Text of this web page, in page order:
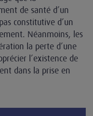
de santé d’un
constitutive d’un
Néanmoins, les
la perte d’une
l’existence de
dans la prise en